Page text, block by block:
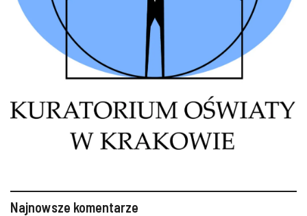
Najnowsze komentarze